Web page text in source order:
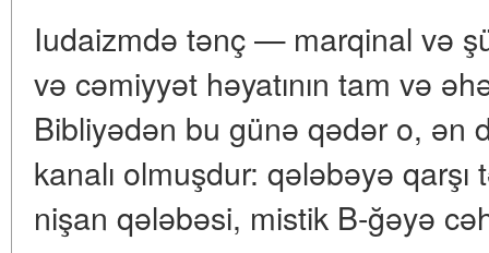
Iudaizmdə tənç — marqinal və
və cəmiyyət həyatının tam və
Bibliyədən bu günə qədər o, ən
kanalı olmuşdur: qələbəyə
nişan qələbəsi, mistik B-ğəyə